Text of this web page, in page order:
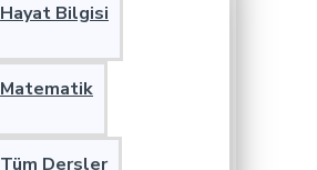
Hayat Bilgisi
Matematik
Tüm Dersler